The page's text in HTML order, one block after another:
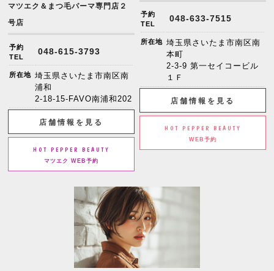
マツエク＆まつ毛パーマ専門店２
号店
予約
TEL
048-615-3793
所在地 埼玉県さいたま市南区南
浦和
2-18-15-FAVO南浦和202
店舗情報を見る
HOT PEPPER BEAUTY
マツエク WEB予約
予約
TEL
048-633-7515
所在地 埼玉県さいたま市南区南
本町
2-3-9 第一セイコービル
１Ｆ
店舗情報を見る
HOT PEPPER BEAUTY
WEB予約